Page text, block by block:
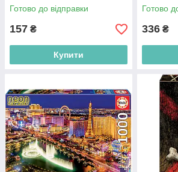
Готово до відправки
157 ₴
Купити
Готово
336 ₴